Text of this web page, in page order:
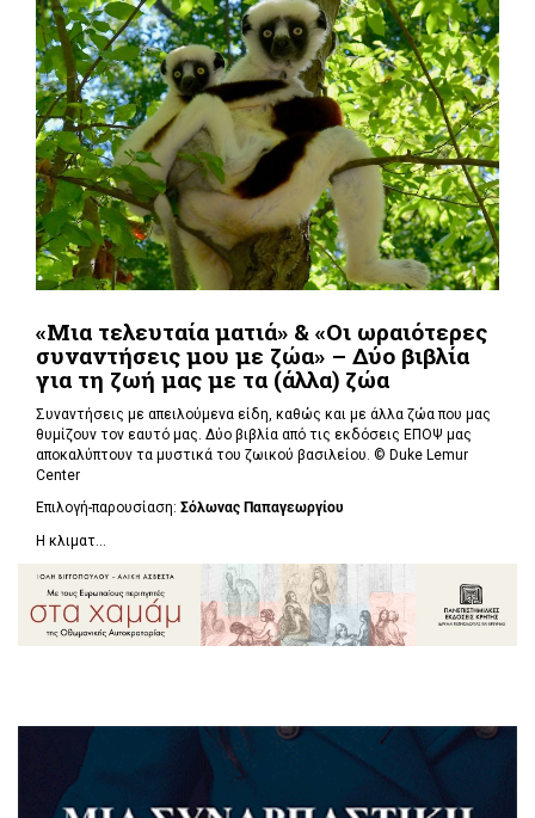
«Μια τελευταία ματιά» & «Οι ωραιότερες
συναντήσεις μου με ζώα» – Δύο βιβλία
για τη ζωή μας με τα (άλλα) ζώα
Συναντήσεις με απειλούμενα είδη, καθώς και με άλλα ζώα που μας
θυμίζουν τον εαυτό μας. Δύο βιβλία από τις εκδόσεις ΕΠΟΨ μας
αποκαλύπτουν τα μυστικά του ζωικού βασιλείου. © Duke Lemur
Center
Επιλογή-παρουσίαση: Σόλωνας Παπαγεωργίου
Η κλιματ...